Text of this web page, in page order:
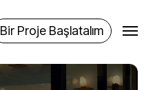
Bir Proje Başlatalım
Menu